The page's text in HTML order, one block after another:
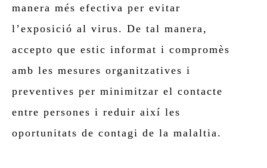
manera més efectiva per evitar
l’exposició al virus. De tal manera,
accepto que estic informat i compromès
amb les mesures organitzatives i
preventives per minimitzar el contacte
entre persones i reduir així les
oportunitats de contagi de la malaltia.